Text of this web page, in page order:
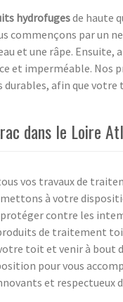
hydrofugesde haute
commençons par un
et une râpe. Ensuite,
et imperméable. Nos
afin que
dans le Loire
vos travaux de
à votre
protéger contre les
de traitement
toit et venir à bout
pour vous
et respectueux